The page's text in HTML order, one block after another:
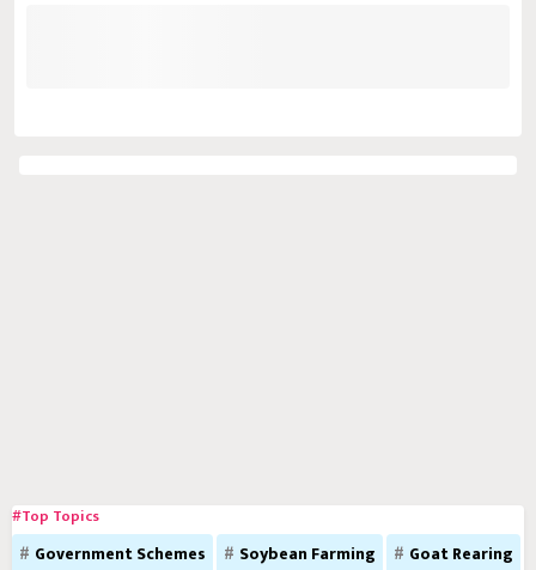
#Top Topics
Government Schemes Soybean Farming
Goat Rearing